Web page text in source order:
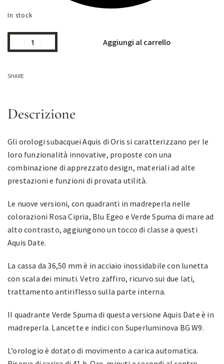
In stock
Aggiungi al carrello
SHARE
Descrizione
Gli orologi subacquei Aquis di Oris si caratterizzano per le
loro funzionalità innovative, proposte con una
combinazione di apprezzato design, materiali ad alte
prestazioni e funzioni di provata utilità.
Le nuove versioni, con quadranti in madreperla nelle
colorazioni Rosa Cipria, Blu Egeo e Verde Spuma di mare ad
alto contrasto, aggiungono un tocco di classe a questi
Aquis Date.
La cassa da 36,50 mm è in acciaio inossidabile con lunetta
con scala dei minuti. Vetro zaffiro, ricurvo sui due lati,
trattamento antiriflesso sulla parte interna.
Il quadrante Verde Spuma di questa versione Aquis Date è in
madreperla. Lancette e indici con Superluminova BG W9.
L’orologio è dotato di movimento a carica automatica.